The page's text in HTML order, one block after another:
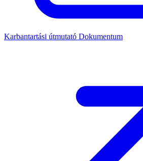
Karbantartási útmutató Dokumentum